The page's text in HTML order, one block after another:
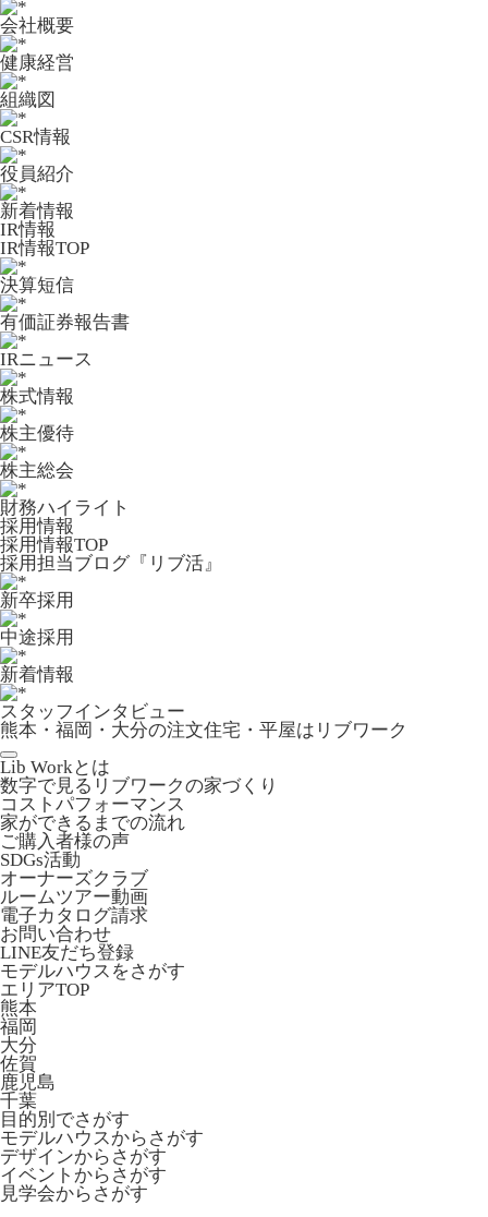
会社概要
健康経営
組織図
CSR情報
役員紹介
新着情報
IR情報
IR情報TOP
決算短信
有価証券報告書
IRニュース
株式情報
株主優待
株主総会
財務ハイライト
採用情報
採用情報TOP
採用担当ブログ『リブ活』
新卒採用
中途採用
新着情報
スタッフインタビュー
熊本・福岡・大分の注文住宅・平屋はリブワーク
Lib Workとは
数字で見るリブワークの家づくり
コストパフォーマンス
家ができるまでの流れ
ご購入者様の声
SDGs活動
オーナーズクラブ
ルームツアー動画
電子カタログ請求
お問い合わせ
LINE友だち登録
モデルハウスをさがす
エリアTOP
熊本
福岡
大分
佐賀
鹿児島
千葉
目的別でさがす
モデルハウスからさがす
デザインからさがす
イベントからさがす
見学会からさがす